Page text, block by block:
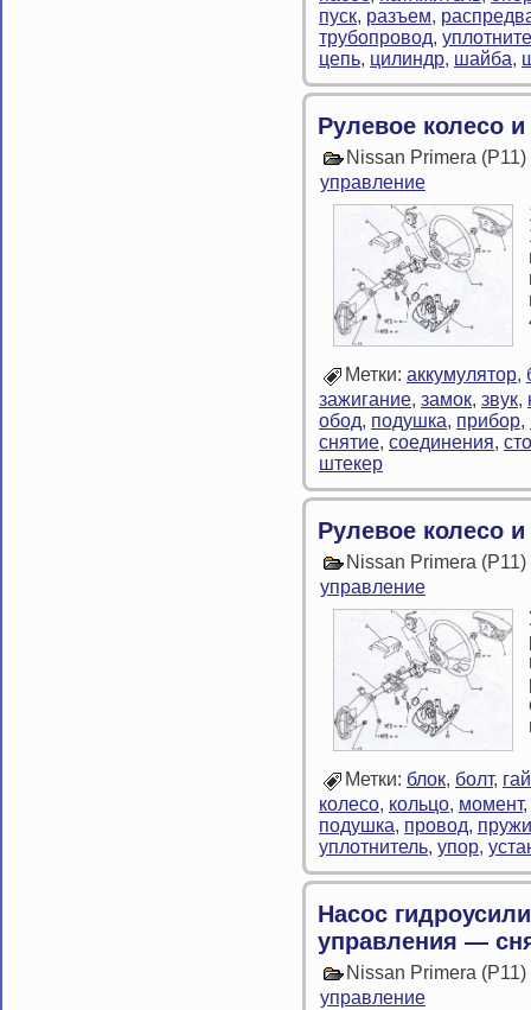
пуск, разъем,
трубопровод,
цепь, цилиндр, шайба,
Рулевое колесо
Nissan Primera
управление
Метки: аккумулятор,
зажигание, замок, звук,
обод, подушка, прибор,
снятие, соединения,
штекер
Рулевое колесо
Nissan Primera
управление
Метки: блок, болт,
колесо, кольцо, момент,
подушка, провод,
уплотнитель, упор,
Насос
управления —
Nissan Primera
управление